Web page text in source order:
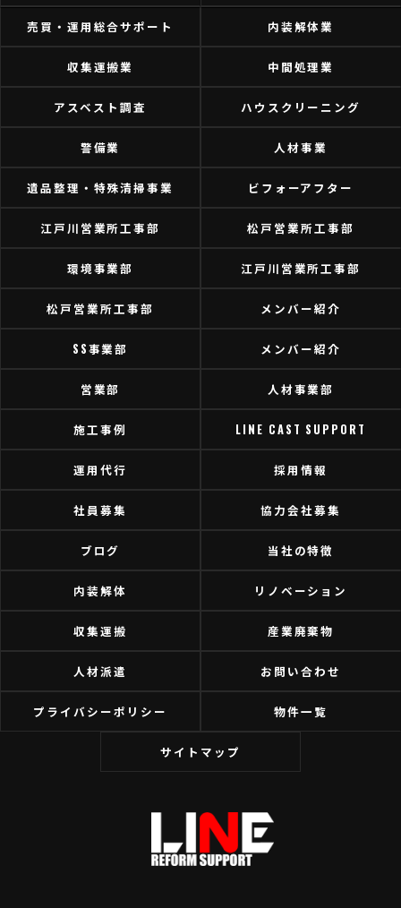
売買・運用総合サポート 内装解体業
収集運搬業 中間処理業
アスベスト調査 ハウスクリーニング
警備業 人材事業
遺品整理・特殊清掃事業 ビフォーアフター
江戸川営業所工事部 松戸営業所工事部
環境事業部 江戸川営業所工事部
松戸営業所工事部 メンバー紹介
SS事業部 メンバー紹介
営業部 人材事業部
施工事例 LINE CAST SUPPORT
運用代行 採用情報
社員募集 協力会社募集
ブログ 当社の特徴
内装解体 リノベーション
収集運搬 産業廃棄物
人材派遣 お問い合わせ
プライバシーポリシー 物件一覧
サイトマップ